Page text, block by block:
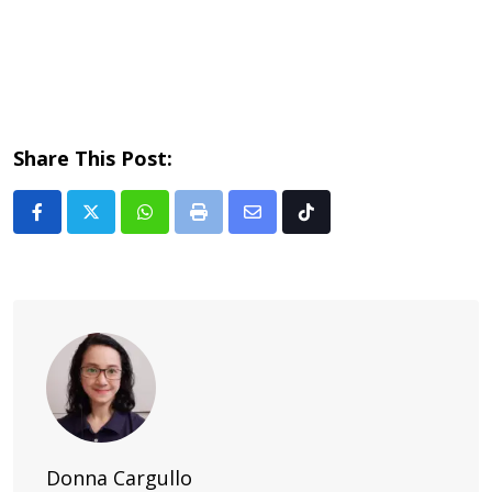
Share This Post:
Whatsapp
Print
Share Tiktok
Donna Cargullo